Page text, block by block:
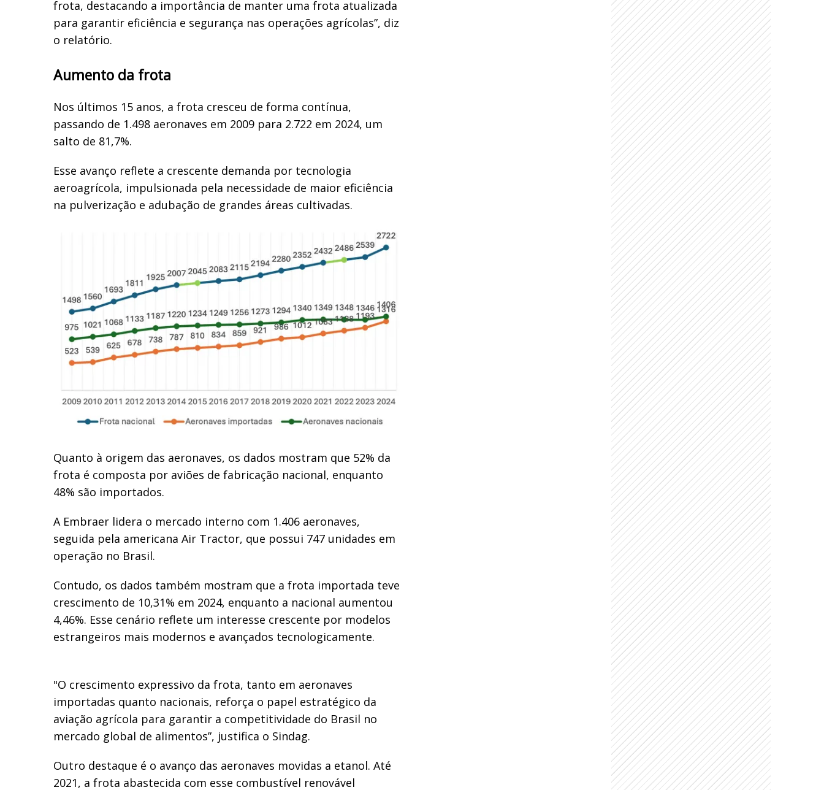
frota, destacando a importância de manter uma frota atualizada
para garantir eficiência e segurança nas operações agrícolas”, diz
o relatório.
Aumento da frota
Nos últimos 15 anos, a frota cresceu de forma contínua,
passando de 1.498 aeronaves em 2009 para 2.722 em 2024, um
salto de 81,7%.
Esse avanço reflete a crescente demanda por tecnologia
aeroagrícola, impulsionada pela necessidade de maior eficiência
na pulverização e adubação de grandes áreas cultivadas.
Quanto à origem das aeronaves, os dados mostram que 52% da
frota é composta por aviões de fabricação nacional, enquanto
48% são importados.
A Embraer lidera o mercado interno com 1.406 aeronaves,
seguida pela americana Air Tractor, que possui 747 unidades em
operação no Brasil.
Contudo, os dados também mostram que a frota importada teve
crescimento de 10,31% em 2024, enquanto a nacional aumentou
4,46%. Esse cenário reflete um interesse crescente por modelos
estrangeiros mais modernos e avançados tecnologicamente.
"O crescimento expressivo da frota, tanto em aeronaves
importadas quanto nacionais, reforça o papel estratégico da
aviação agrícola para garantir a competitividade do Brasil no
mercado global de alimentos”, justifica o Sindag.
Outro destaque é o avanço das aeronaves movidas a etanol. Até
2021, a frota abastecida com esse combustível renovável